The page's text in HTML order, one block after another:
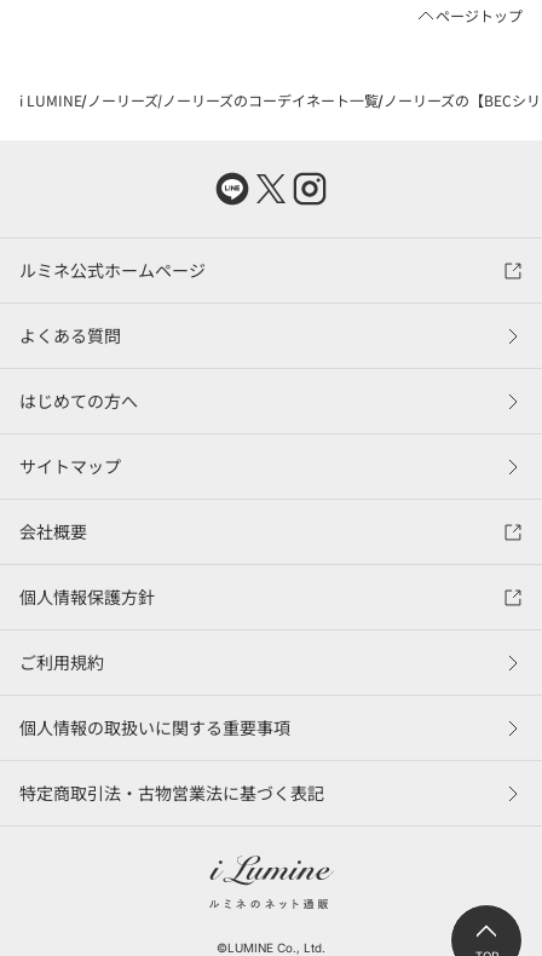
ページトップ
i LUMINE ノーリーズ ノーリーズのコーデイネート一覧 ノーリーズの【BECシ
ルミネ公式ホームページ
よくある質問
はじめての方へ
サイトマップ
会社概要
個人情報保護方針
ご利用規約
個人情報の取扱いに関する重要事項
特定商取引法・古物営業法に基づく表記
©LUMINE Co., Ltd.